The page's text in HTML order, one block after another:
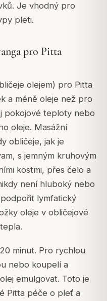
Je vhodný pro
pleti.
pro Pitta
olejem) pro Pitta
a méně oleje než pro
pokojové teploty nebo
oleje. Masážní
obličeje, jak je
s jemným kruhovým
kostmi, přes čelo a
není hluboký nebo
lymfatický
oleje v obličejové
minut. Pro rychlou
nebo koupelí a
emulgovat. Toto je
Pitta péče o pleť a